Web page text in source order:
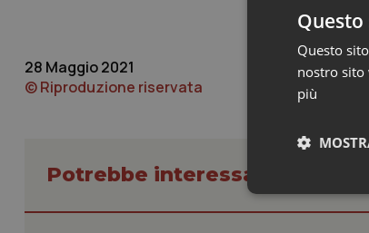
28 Maggio 2021
© Riproduzione riservata
Potrebbe interessarti in
Questo
nostro sito
più